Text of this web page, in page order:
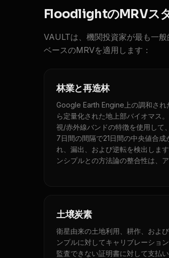
FloodlightのMRVス
VAULTは、機関投資家が最も一
ベースのMRVを適用します：
林業と再造林
Google Earth Engine上の調和さ
ら定量化された地上部バイオマス
視/赤外線バンドの特徴を使用して
7日間の間隔で21日間の中央値合
れ、漏出、および逆転を検出しま
ンシプルとの方法論の整合性は、
土壌炭素
衛星由来の土地利用、耕作、およ
ンプルに対してキャリブレーショ
監査できない証明書に対して支払い